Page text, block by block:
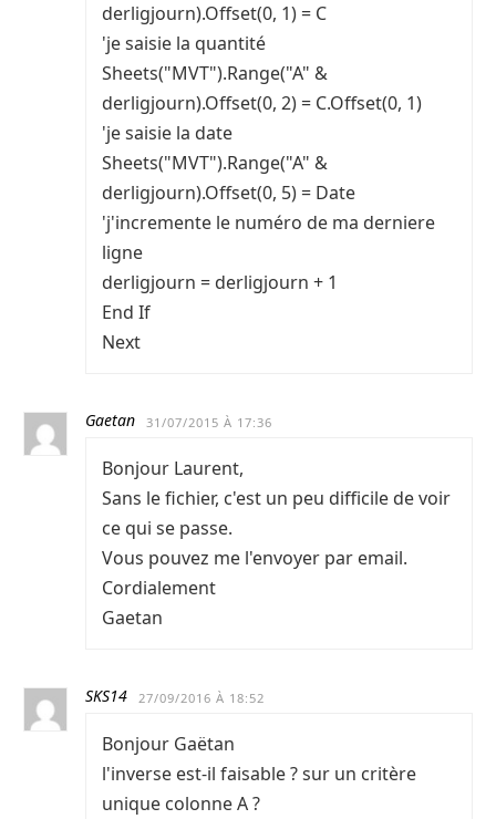
derligjourn).Offset(0, 1) = C
'je saisie la quantité
Sheets("MVT").Range("A" &
derligjourn).Offset(0, 2) = C.Offset(0, 1)
'je saisie la date
Sheets("MVT").Range("A" &
derligjourn).Offset(0, 5) = Date
'j'incremente le numéro de ma derniere
ligne
derligjourn = derligjourn + 1
End If
Next
Gaetan 31/07/2015 À 17:36
Bonjour Laurent,
Sans le fichier, c'est un peu difficile de voir
ce qui se passe.
Vous pouvez me l'envoyer par email.
Cordialement
Gaetan
SKS14 27/09/2016 À 18:52
Bonjour Gaëtan
l'inverse est-il faisable ? sur un critère
unique colonne A ?